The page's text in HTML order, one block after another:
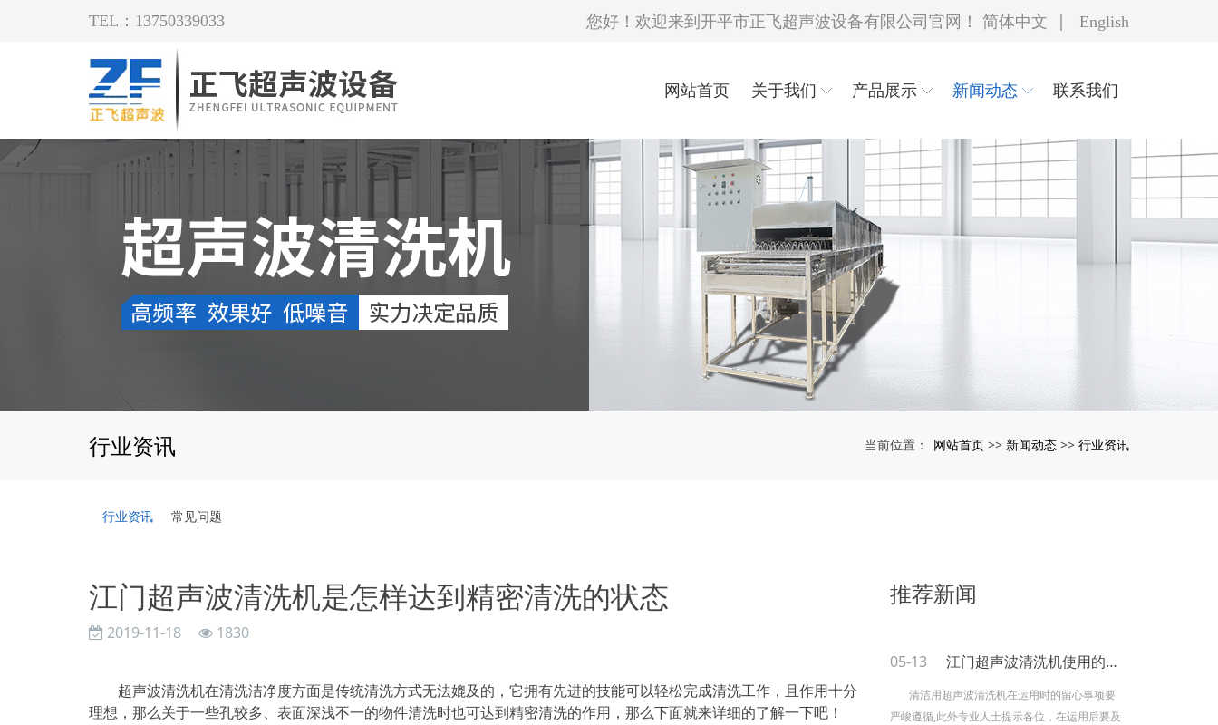
TEL：13750339033 您好！欢迎来到开平市正飞超声波设备有限公司官网！ 简体中文 | English
网站首页 关于我们 产品展示 新闻动态 联系我们
行业资讯 当前位置： 网站首页 >> 新闻动态 >> 行业资讯
行业资讯 常见问题
江门超声波清洗机是怎样达到精密清洗的状态
2019-11-18 1830
超声波清洗机在清洗洁净度方面是传统清洗方式无法媲及的，它拥有先进的技能可以轻松完成清洗工作，且作用十分
理想，那么关于一些孔较多、表面深浅不一的物件清洗时也可达到精密清洗的作用，那么下面就来详细的了解一下吧！
推荐新闻
05-13 江门超声波清洗机使用的注意事项
清洁用超声波清洗机在运用时的留心事项要
严峻遵循,此外专业人士提示各位，在运用后要及